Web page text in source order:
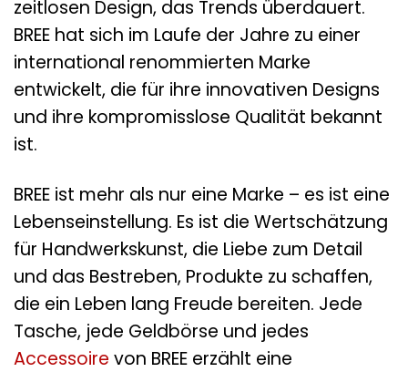
zeitlosen Design, das Trends überdauert.
BREE hat sich im Laufe der Jahre zu einer
international renommierten Marke
entwickelt, die für ihre innovativen Designs
und ihre kompromisslose Qualität bekannt
ist.
BREE ist mehr als nur eine Marke – es ist eine
Lebenseinstellung. Es ist die Wertschätzung
für Handwerkskunst, die Liebe zum Detail
und das Bestreben, Produkte zu schaffen,
die ein Leben lang Freude bereiten. Jede
Tasche, jede Geldbörse und jedes
Accessoire von BREE erzählt eine